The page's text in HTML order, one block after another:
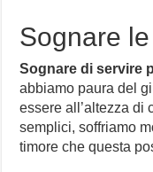
Sognare
Sognare di servire
abbiamo paura del
essere all’altezza di
semplici, soffriamo
timore che questa